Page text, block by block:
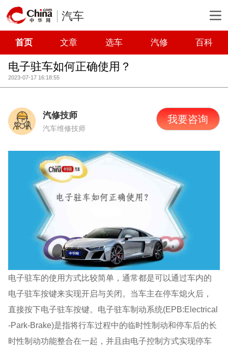
汽车
首页 文章 选车 汽修 百科
电子驻车如何正确使用？
2023-07-17 16:18:55
汽修技师
汽车维修技师
我要咨询
电子驻车的使用方式比较简单，通常都是可以通过车内的
电子驻车按键来实现开启与关闭。当车主在停车熄火后，
直接按下电子驻车按键。电子驻车制动系统(EPB:Electrical
-Park-Brake)是指将行车过程中的临时性制动和停车后的长
时性制动功能整合在一起，并且由电子控制方式实现停车